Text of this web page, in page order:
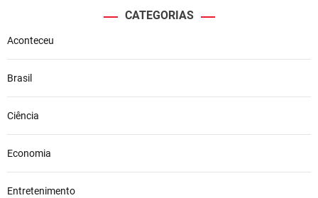
CATEGORIAS
Aconteceu
Brasil
Ciência
Economia
Entretenimento